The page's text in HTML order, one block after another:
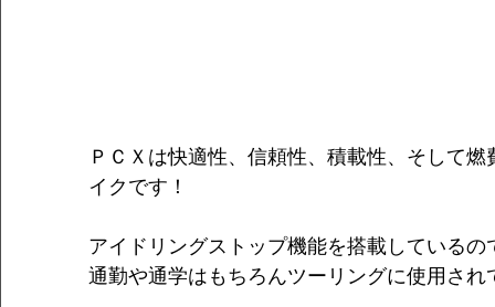
ＰＣＸは快適性、信頼性、積載性、そして
イクです！
アイドリングストップ機能を搭載している
通勤や通学はもちろんツーリングに使用され